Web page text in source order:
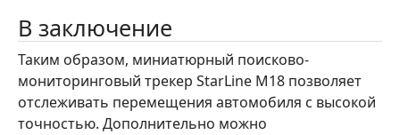
В заключение
Таким образом, миниатюрный поисково-
мониторинговый трекер StarLine M18 позволяет
отслеживать перемещения автомобиля с высокой
точностью. Дополнительно можно